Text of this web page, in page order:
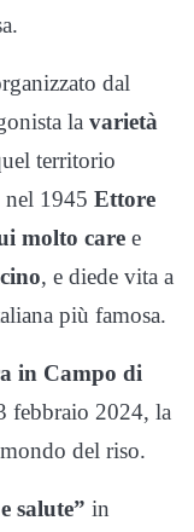
dal
la varietà
territorio
nel 1945 Ettore
molto care e
, e diede vita a
più famosa.
in Campo di
febbraio 2024, la
del riso.
salute” in